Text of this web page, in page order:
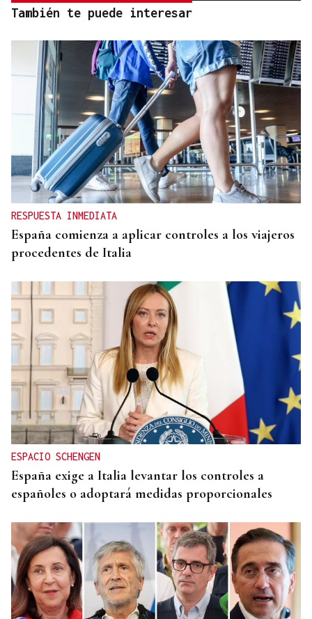
También te puede interesar
RESPUESTA INMEDIATA
España comienza a aplicar controles a los viajeros
procedentes de Italia
ESPACIO SCHENGEN
España exige a Italia levantar los controles a
españoles o adoptará medidas proporcionales